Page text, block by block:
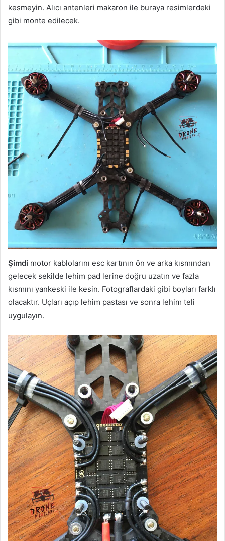
kesmeyin. Alıcı antenleri makaron ile buraya resimlerdeki
gibi monte edilecek.
Şimdi motor kablolarını esc kartının ön ve arka kısmından
gelecek sekilde lehim pad lerine doğru uzatın ve fazla
kısmını yankeski ile kesin. Fotograflardaki gibi boyları farklı
olacaktır. Uçları açıp lehim pastası ve sonra lehim teli
uygulayın.